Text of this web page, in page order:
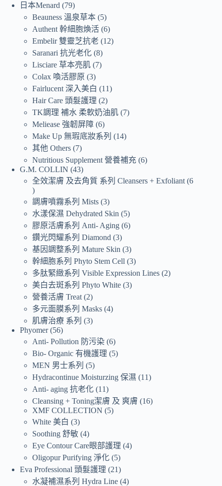
日本Menard
79
Beauness 溫泉草本 5
Authent 幹細胞煥活 6
Embelir 雙靈芝抗老 12
Saranari 抗光老化 8
Lisciare 草本亮肌 7
Colax 喚活膠原 3
Fairlucent 深入美白
11
Hair Care 頭髮護理
2
TK調理 補水 柔軟奶油肌 7
Meliease 強韌屏障 6
Make Up 無瑕底妝系列
14
其他 Others 7
Nutritious Supplement 營養補充 6
G.M. COLLIN 43
全效潔膚 及去角質 系列 Cleansers + Exfoliant 6
調膚噴霧系列 Mists 3
水漾保濕 Dehydrated Skin
5
膠原活膚系列 Anti- Aging 6
鑽光閃耀系列 Diamond 3
基因調整系列 Mature Skin 3
幹細胞系列 Phyto Stem Cell 3
多肽緊緻系列 Visible Expression Lines 2
美白去斑系列 Phyto White 3
營養活膚 Treat 2
多元面膜系列 Masks 4
肌膚治療 系列
3
Phyomer 56
Anti- Pollution 防污染 6
Bio- Organic 有機護理
5
MEN 男士系列
5
Hydracontinue Moisturzing 保濕
11
Anti- aging 抗老化 11
Cleansing + Toning潔膚 及 爽膚
16
XMF COLLECTION
5
White 美白
3
Soothing 舒敏 4
Eye Contour Care眼部護理 4
Oligopur Purifying 淨化 5
Eva Professional 頭髮護理
21
水凝補濕系列 Hydra Line 4